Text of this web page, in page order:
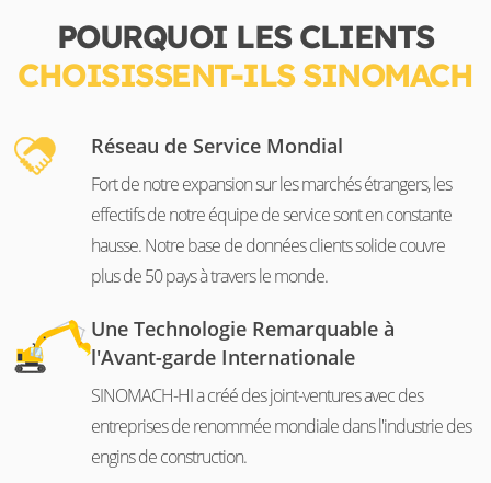
POURQUOI LES CLIENTS
CHOISISSENT-ILS SINOMACH
Réseau de Service Mondial
Fort de notre expansion sur les marchés étrangers, les
effectifs de notre équipe de service sont en constante
hausse. Notre base de données clients solide couvre
plus de 50 pays à travers le monde.
Une Technologie Remarquable à
l'Avant-garde Internationale
SINOMACH-HI a créé des joint-ventures avec des
entreprises de renommée mondiale dans l'industrie des
engins de construction.